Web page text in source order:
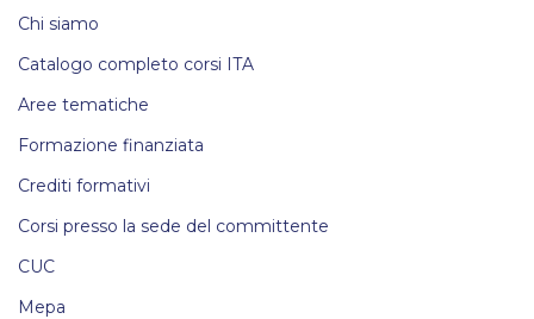
Chi siamo
Catalogo completo corsi ITA
Aree tematiche
Formazione finanziata
Crediti formativi
Corsi presso la sede del committente
CUC
Mepa